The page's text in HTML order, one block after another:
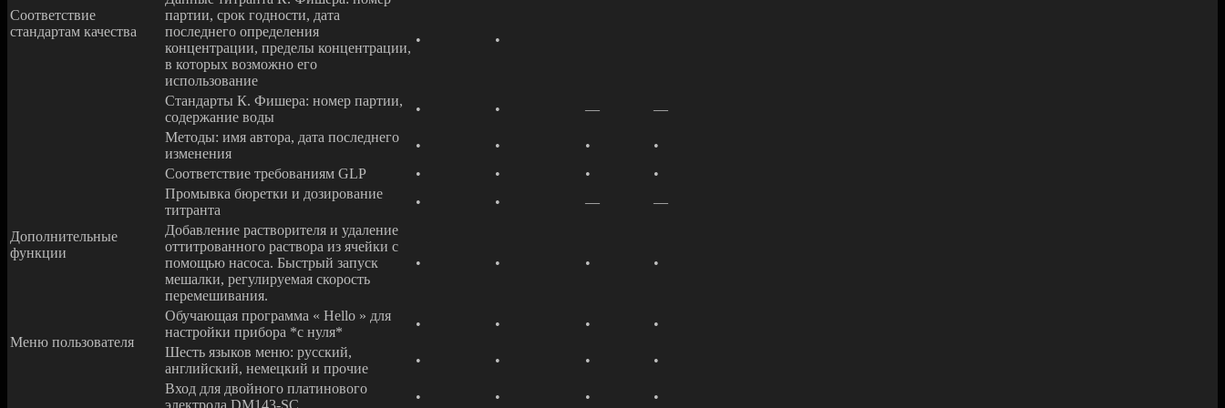
Соответствие
стандартам качества
партии, срок годности, дата
последнего определения
концентрации, пределы концентрации,
в которых возможно его
использование
• •
Стандарты К. Фишера: номер партии,
содержание воды
• • —
—
Методы: имя автора, дата последнего
изменения
• • •
•
Соответствие требованиям GLP
• • • •
Дополнительные
функции
Промывка бюретки и дозирование
титранта
• • —
—
Добавление растворителя и удаление
оттитрованного раствора из ячейки с
помощью насоса. Быстрый запуск
мешалки, регулируемая скорость
перемешивания.
• • • •
Меню пользователя
Обучающая программа « Hello » для
настройки прибора *с нуля*
• • •
•
Шесть языков меню: русский,
английский, немецкий и прочие
• • •
•
Вход для двойного платинового
электрода DM143-SC
• • • •